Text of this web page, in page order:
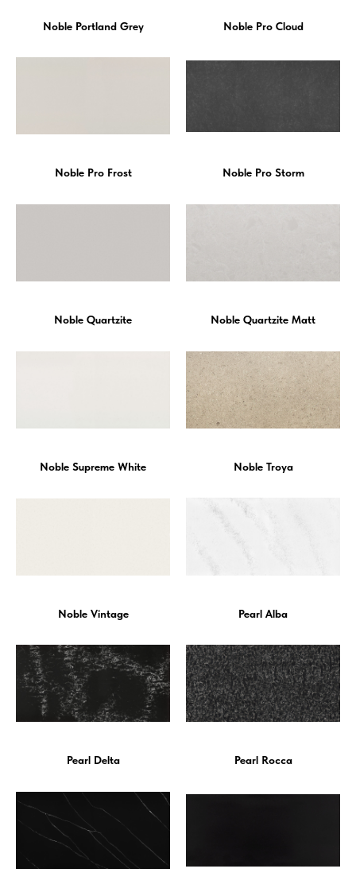
Noble Portland Grey Noble Pro Cloud
Noble Pro Frost Noble Pro Storm
Noble Quartzite Noble Quartzite Matt
Noble Supreme White Noble Troya
Noble Vintage Pearl Alba
Pearl Delta Pearl Rocca